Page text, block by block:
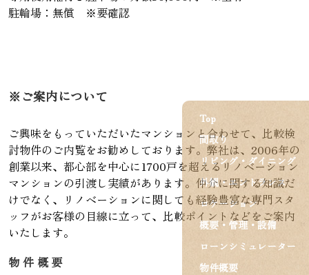
Top
間取り
リビング・ダイニング
外観・エントランス
ロケーション
概要・管理・設備
ローンシミュレーター
物件概要
駐輪場：無償 ※要確認
※ご案内について
ご興味をもっていただいたマンションと合わせて、比較検
討物件のご内覧をお勧めしております。弊社は、2006年の
創業以来、都心部を中心に1700戸を超えるリノベーション
マンションの引渡し実績があります。仲介に関する知識だ
けでなく、リノベーションに関しても経験豊富な専門スタ
ッフがお客様の目線に立って、比較ポイントなどをご案内
いたします。
物件概要